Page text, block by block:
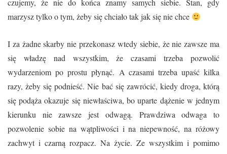
czujemy, że nie do końca znamy samych siebie. Stan, gdy
marzysz tylko o tym, żeby się chciało tak jak się nie chce
I za żadne skarby nie przekonasz wtedy siebie, że nie zawsze ma
się władzę nad wszystkim, że czasami trzeba pozwolić
wydarzeniom po prostu płynąć. A czasami trzeba upaść kilka
razy, żeby się podnieść. Nie bać się zawrócić, kiedy droga, którą
się podąża okazuje się niewłaściwa, bo uparte dążenie w jednym
kierunku nie zawsze jest odwagą. Prawdziwa odwaga to
pozwolenie sobie na wątpliwości i na niepewność, na różowy
zachwyt i czarną rozpacz. Na życie. Ze wszystkim i pomimo